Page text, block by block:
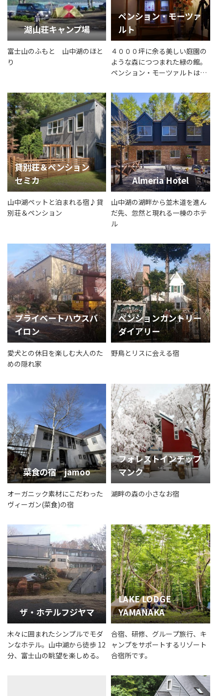
湖山荘キャンプ場
富士山のふもと 山中湖のほと
り
ペンション・モーツァ
ルト
４０００坪に余る美しい庭園の
ような森につつまれた緑の館。
ペンション・モーツァルトは山
す。
貸別荘＆ペンション
セミカ
山中湖ペットと泊まれる宿♪貸
別荘＆ペンション
Almeria Hotel
山中湖の湖畔から並木道を進ん
だ先、忽然と現れる一棟のホテ
ル
プライベートハウスバ
イロン
愛犬との休日を楽しむ大人のた
めの隠れ家
ペンションカントリー
ダイアリー
野鳥とリスに会える宿
菜食の宿 jamoo
オーガニック素材にこだわった
ヴィーガン(菜食)の宿
フォレストインチップ
マンク
湖畔の森の小さなお宿
ザ・ホテルフジヤマ
木々に囲まれたシンプルでモダ
ンなホテル。山中湖から徒歩 12
分、富士山の眺望を楽しめる。
LAKE LODGE
YAMANAKA
合宿、研修、グループ旅行、キ
ャンプをサポートするリゾート
合宿所です。